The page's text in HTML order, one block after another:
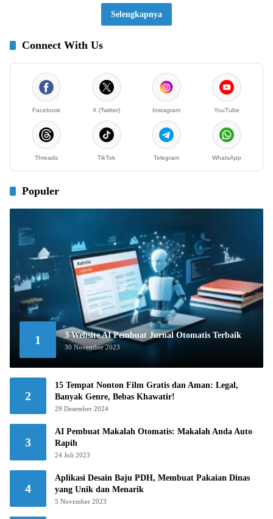
Selengkapnya
Connect With Us
Facebook X (Twitter) Instagram YouTube
Threads TikTok Telegram WhatsApp
Populer
1 3 Website AI Pembuat Jurnal Otomatis Terbaik
30 November 2023
2
15 Tempat Nonton Film Gratis dan Aman: Legal,
Banyak Genre, Bebas Khawatir!
29 Desember 2024
3
AI Pembuat Makalah Otomatis: Makalah Anda Auto
Rapih
24 Juli 2023
4
Aplikasi Desain Baju PDH, Membuat Pakaian Dinas
yang Unik dan Menarik
5 November 2023